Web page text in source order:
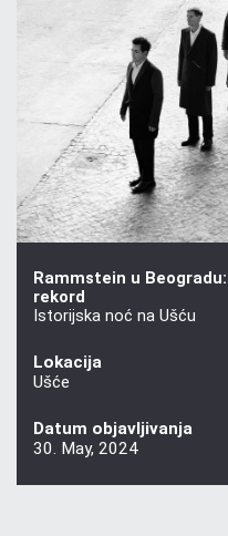
Rammstein u
rekord
Istorijska noć na Ušću
Lokacija
Ušće
Datum objavljivanja
30. May, 2024